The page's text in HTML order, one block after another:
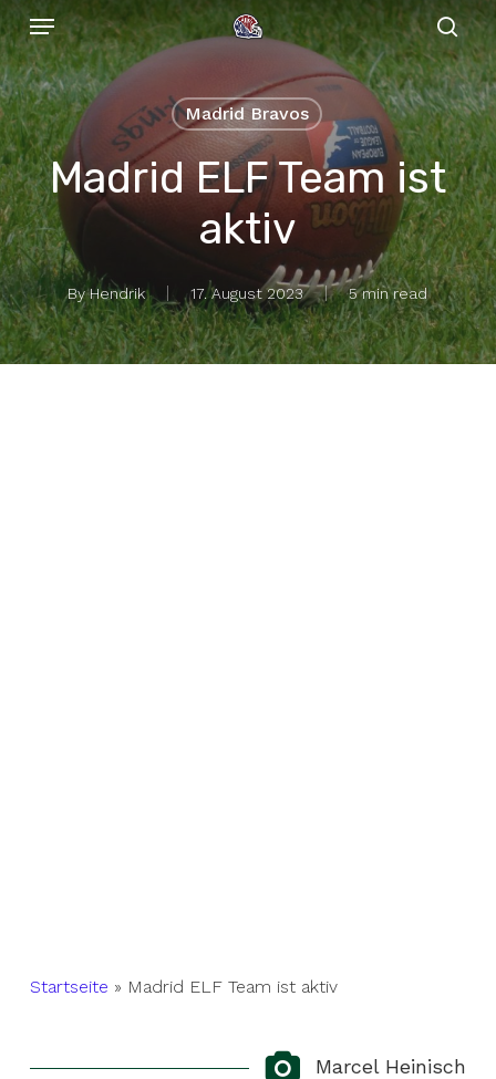
Skip
to
main
content
Menu
Madrid Bravos
Madrid ELF Team ist
aktiv
By Hendrik 17. August 2023 5 min read
Startseite » Madrid ELF Team ist aktiv
Marcel Heinisch